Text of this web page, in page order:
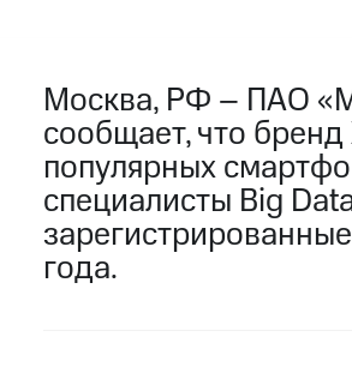
Москва, РФ – ПАО
сообщает, что
популярных
специалисты Big
года.